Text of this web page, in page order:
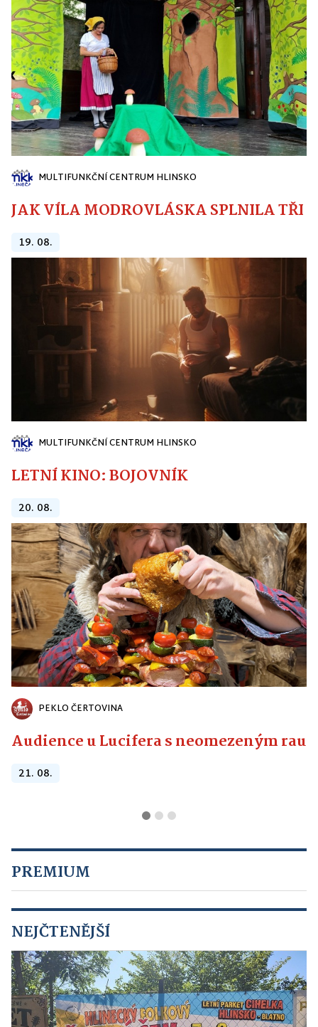
MULTIFUNKČNÍ CENTRUM HLINSKO
JAK VÍLA MODROVLÁSKA SPLNILA
19. 08.
MULTIFUNKČNÍ CENTRUM HLINSKO
LETNÍ KINO: BOJOVNÍK
20. 08.
PEKLO ČERTOVINA
Audience u Lucifera s neomezeným
21. 08.
PREMIUM
NEJČTENĚJŠÍ